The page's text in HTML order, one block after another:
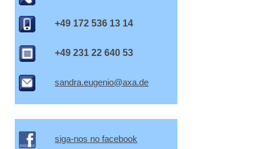
+49 172 536 13 14
+49 231 22 640 53
sandra.eugenio@axa.de
siga-nos no facebook